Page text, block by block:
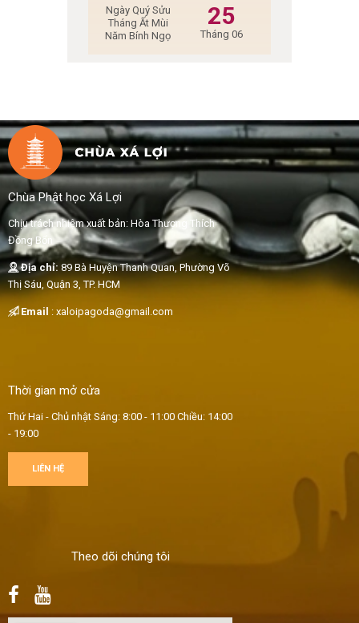
Ngày Quý Sửu
Tháng Ất Mùi
Năm Bính Ngọ
25
Tháng 06
Chùa Phật học Xá Lợi
Chịu trách nhiệm xuất bản: Hòa Thượng Thích
Đồng Bổn
Địa chỉ: 89 Bà Huyện Thanh Quan, Phường Võ
Thị Sáu, Quận 3, TP. HCM
Email : xaloipagoda@gmail.com
Thời gian mở cửa
Thứ Hai - Chủ nhật Sáng: 8:00 - 11:00 Chiều: 14:00
- 19:00
LIÊN HỆ
Theo dõi chúng tôi